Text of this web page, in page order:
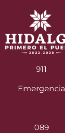
911
Emergencia
089